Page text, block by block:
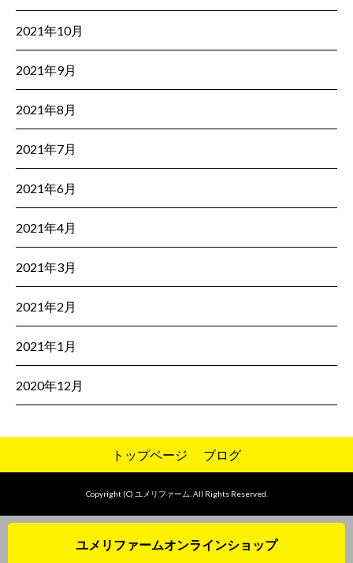
2021年10月
2021年9月
2021年8月
2021年7月
2021年6月
2021年4月
2021年3月
2021年2月
2021年1月
2020年12月
トップページ ブログ
Copyright (C) ユメリファーム. All Rights Reserved.
ユメリファームオンラインショップ